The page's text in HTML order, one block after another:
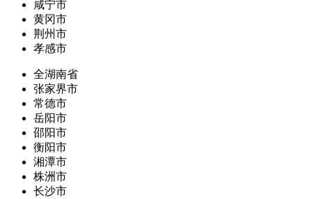
咸宁市
黄冈市
荆州市
孝感市
全湖南省
张家界市
常德市
岳阳市
邵阳市
衡阳市
湘潭市
株洲市
长沙市